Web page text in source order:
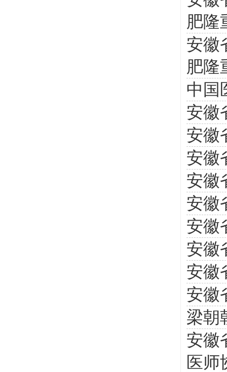
肥隆
安徽
肥隆
中国
安徽
安徽
安徽
安徽
安徽
安徽
安徽
安徽
安徽
梁朝
安徽
医师